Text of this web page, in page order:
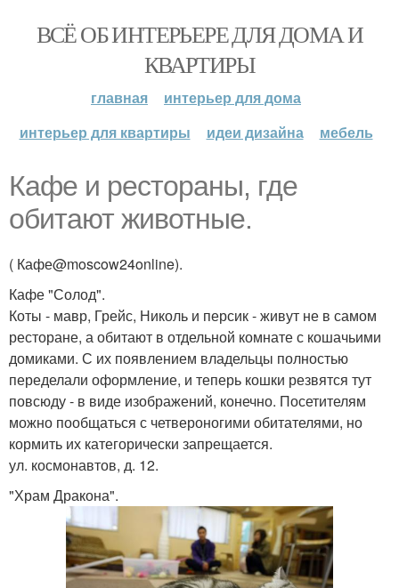
ВСЁ ОБ ИНТЕРЬЕРЕ ДЛЯ ДОМА И
КВАРТИРЫ
главная
интерьер для дома
интерьер для квартиры
идеи дизайна мебель
Кафе и рестораны, где
обитают животные.
( Кафе@moscow24online).
Кафе "Солод".
Коты - мавр, Грейс, Николь и персик - живут не в самом
ресторане, а обитают в отдельной комнате с кошачьими
домиками. С их появлением владельцы полностью
переделали оформление, и теперь кошки резвятся тут
повсюду - в виде изображений, конечно. Посетителям
можно пообщаться с четвероногими обитателями, но
кормить их категорически запрещается.
ул. космонавтов, д. 12.
"Храм Дракона".